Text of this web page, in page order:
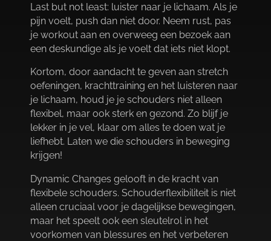
Last but not least: luister naar je lichaam.​ Als je
pijn voelt, push dan niet door.​ Neem rust, pas
je workout aan en overweeg een bezoek aan
een deskundige als je voelt dat iets niet klopt.​
Kortom, door aandacht te geven aan stretch
oefeningen, krachttraining en het luisteren naar
je lichaam, houd je je schouders niet alleen
flexibel, maar ook sterk en gezond.​ Zo blijf je
lekker in je vel, klaar om alles te doen wat je
liefhebt.​ Laten we die schouders in beweging
krijgen!
Dynamic Changes gelooft in de kracht van
flexibele schouders.​ Schouderflexibiliteit is niet
alleen cruciaal voor je dagelijkse bewegingen,
maar het speelt ook een sleutelrol in het
voorkomen van blessures en het verbeteren